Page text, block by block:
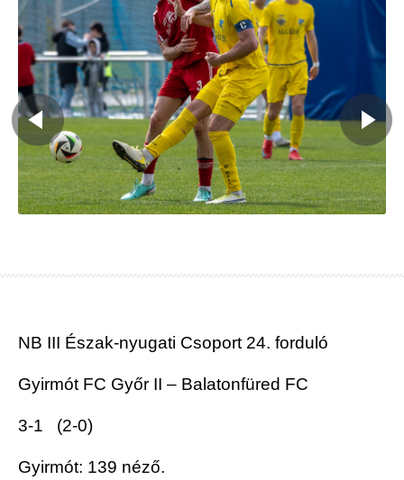
NB III Észak-nyugati Csoport 24. forduló
Gyirmót FC Győr II – Balatonfüred FC
3-1 (2-0)
Gyirmót: 139 néző.